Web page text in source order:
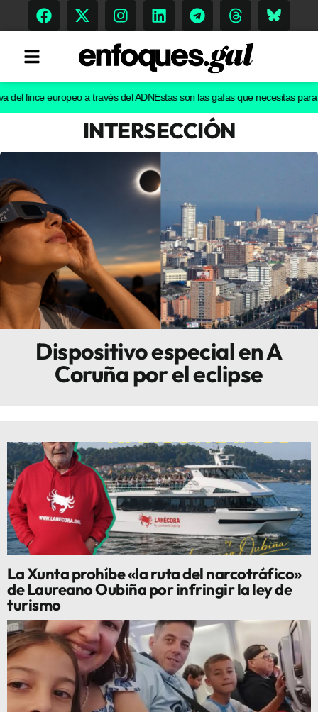
Gastronomía
Escenarios
Sostenibilidad
Innova
europeo a través del ADNEstas son las gafas que necesitas para ver
INTERSECCIÓN
Dispositivo especial en A
Coruña por el eclipse
La Xunta prohíbe «la ruta del narcotráfico»
de Laureano Oubiña por infringir la ley de
turismo